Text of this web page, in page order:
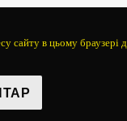
сайту в цьому браузері